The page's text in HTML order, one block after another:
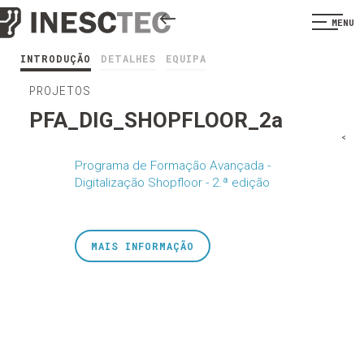
MENU
INTRODUÇÃO DETALHES EQUIPA
PROJETOS
PFA_DIG_SHOPFLOOR_2a
Programa de Formação Avançada -
Digitalização Shopfloor - 2.ª edição
<
MAIS INFORMAÇÃO